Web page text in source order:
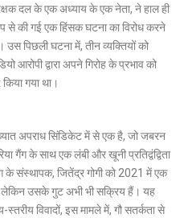
दल के एक अध्याय के एक नेता, ने हाल ही
से की गई एक हिंसक घटना का विरोध करने
उस पिछली घटना में, तीन व्यक्तियों को
आरोपी द्वारा अपने गिरोह के प्रभाव को
गया था।
अपराध सिंडिकेट में से एक है, जो जबरन
गैंग के साथ एक लंबी और खूनी प्रतिद्वंद्विता
के संस्थापक, जितेंद्र गोगी को 2021 में एक
लेकिन उसके गुट अभी भी सक्रिय हैं। यह
विवादों, इस मामले में, गौ सतर्कता से